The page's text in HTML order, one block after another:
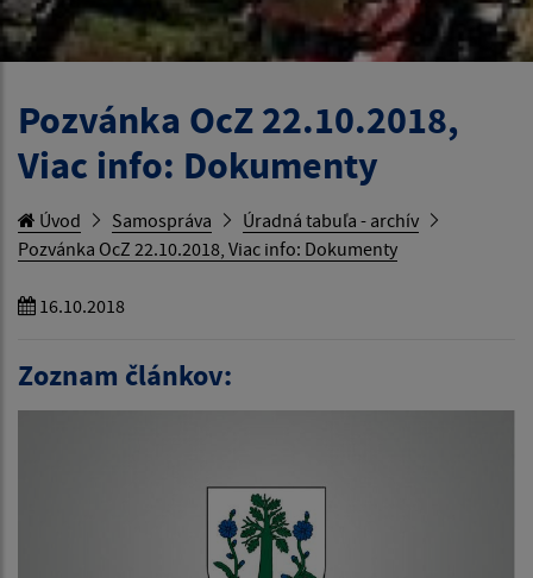
Pozvánka OcZ 22.10.2018,
Viac info: Dokumenty
Úvod Samospráva
Úradná tabuľa - archív
Pozvánka OcZ 22.10.2018, Viac info: Dokumenty
16.10.2018
Zoznam článkov: